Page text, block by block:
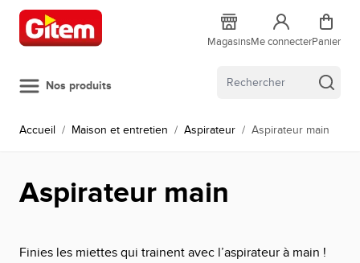
Allez au contenu
MagasinsMe connecterPanier
Nos produits
Accueil / Maison et entretien / Aspirateur / Aspirateur main
Aspirateur main
Finies les miettes qui trainent avec l’aspirateur à main !